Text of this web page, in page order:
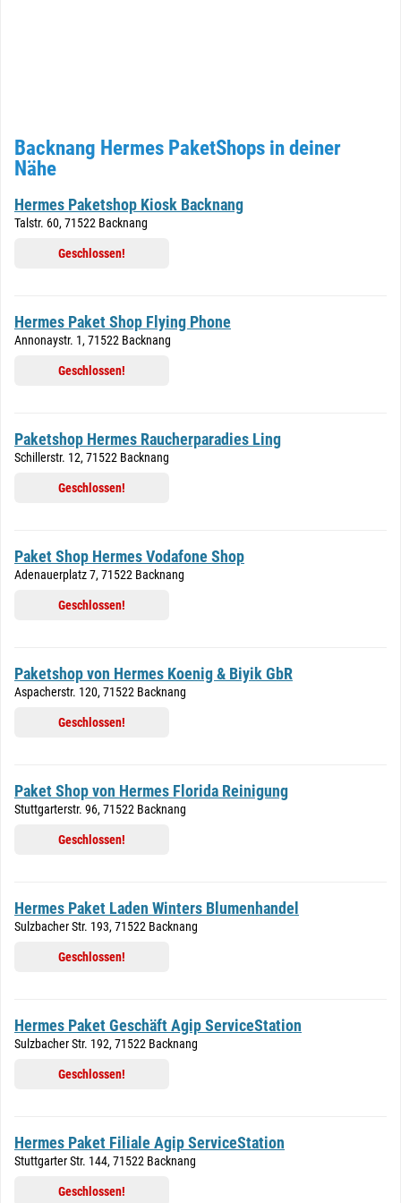
Backnang Hermes PaketShops in deiner
Nähe
Hermes Paketshop Kiosk Backnang
Talstr. 60, 71522 Backnang
Geschlossen!
Hermes Paket Shop Flying Phone
Annonaystr. 1, 71522 Backnang
Geschlossen!
Paketshop Hermes Raucherparadies Ling
Schillerstr. 12, 71522 Backnang
Geschlossen!
Paket Shop Hermes Vodafone Shop
Adenauerplatz 7, 71522 Backnang
Geschlossen!
Paketshop von Hermes Koenig & Biyik GbR
Aspacherstr. 120, 71522 Backnang
Geschlossen!
Paket Shop von Hermes Florida Reinigung
Stuttgarterstr. 96, 71522 Backnang
Geschlossen!
Hermes Paket Laden Winters Blumenhandel
Sulzbacher Str. 193, 71522 Backnang
Geschlossen!
Hermes Paket Geschäft Agip ServiceStation
Sulzbacher Str. 192, 71522 Backnang
Geschlossen!
Hermes Paket Filiale Agip ServiceStation
Stuttgarter Str. 144, 71522 Backnang
Geschlossen!